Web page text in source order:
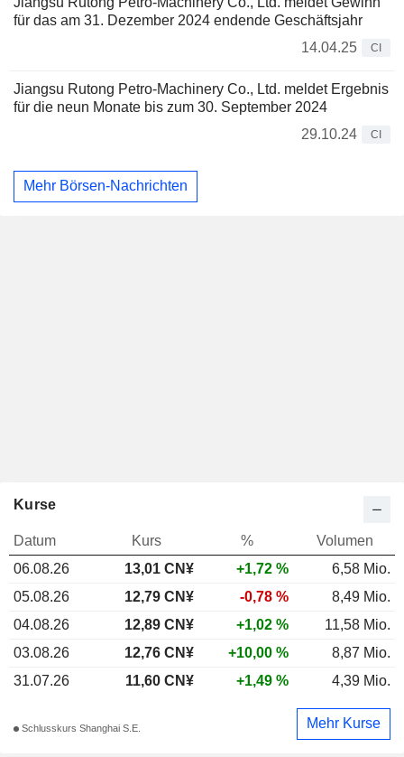
für das am 31. Dezember 2024 endende Geschäftsjahr
14.04.25
CI
Jiangsu Rutong Petro-Machinery Co., Ltd. meldet Ergebnis
für die neun Monate bis zum 30. September 2024
29.10.24
CI
Mehr Börsen-Nachrichten
Kurse
Datum Kurs %
Volumen
06.08.26
13,01 CN¥ +1,72 %
6,58 Mio.
05.08.26
12,79 CN¥ -0,78 %
8,49 Mio.
04.08.26
12,89 CN¥ +1,02 %
11,58 Mio.
03.08.26
12,76 CN¥ +10,00 %
8,87 Mio.
31.07.26
11,60 CN¥ +1,49 % 4,39 Mio.
Schlusskurs Shanghai S.E. Mehr Kurse